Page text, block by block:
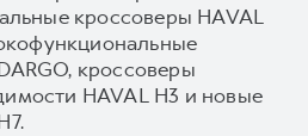
кроссоверы HAVAL
кроссоверы
HAVAL H3 и новые